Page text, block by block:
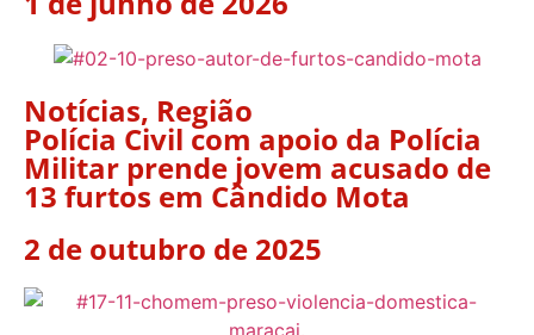
Notícias, Região
Polícia Civil com apoio da Polícia
Militar prende jovem acusado de
13 furtos em Cândido Mota
2 de outubro de 2025